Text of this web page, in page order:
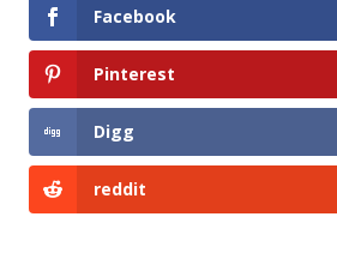
Facebook
Pinterest
Digg
reddit